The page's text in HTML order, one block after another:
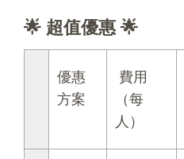
🌟 超值優惠 🌟
優惠
方案
費用
（每
人）